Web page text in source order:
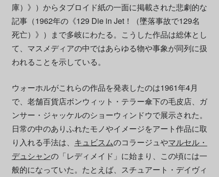
庫）》）からタブロイド紙の一面に掲載された悲劇的な
記事（1962年の《129 Die in Jet！（墜落事故で129名
死亡）》）まで多岐にわたる。こうした作品は総体とし
て、マスメディアの中ではあらゆる物や事象が同列に扱
われることを示している。
ウォーホルがこれらの作品を発表したのは1961年4月
で、老舗百貨店ボンウィット・テラー傘下の毛皮店、ガ
ンサー・ジャッケルのショーウィンドウで展示された。
日常の中のありふれたモノやイメージをアート作品に取
り入れる手法は、 キュビスムのコラージュやマルセル・
デュシャンの「レディメイド」に始まり、この頃には一
般的になっていた。たとえば、スチュアート・デイヴィ